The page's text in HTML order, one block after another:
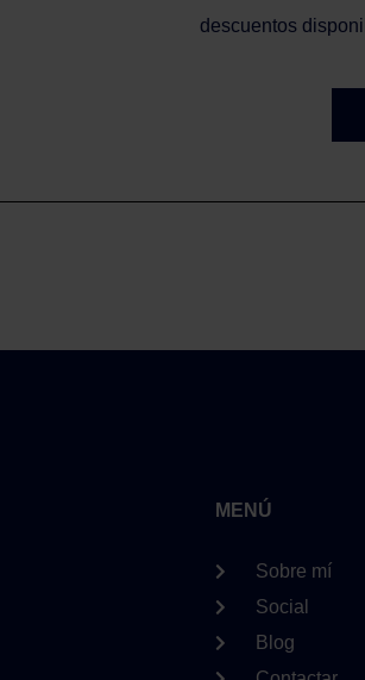
descuentos
MENÚ
Sobre mí
Social
Blog